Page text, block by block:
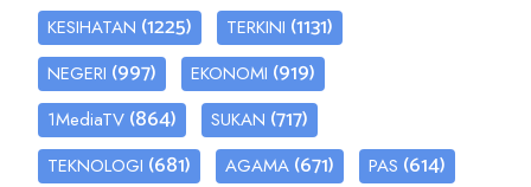
KESIHATAN (1225) TERKINI (1131)
NEGERI (997) EKONOMI (919)
1MediaTV (864) SUKAN (717)
TEKNOLOGI (681) AGAMA (671) PAS (614)